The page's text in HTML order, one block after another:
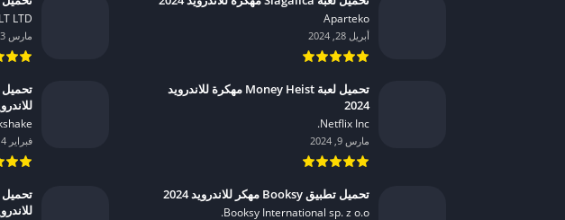
LTD‏
مارس 13, 2024
للاندرويد
فبراير 4, 2024
للاندرويد
Aparteko‏
أبريل 28, 2024
تحميل لعبة Money Heist مهكرة للاندرويد
2024
Netflix Inc.‏
مارس 9, 2024
تحميل تطبيق Booksy مهكر للاندرويد 2024
Booksy International sp. z o.o.‏